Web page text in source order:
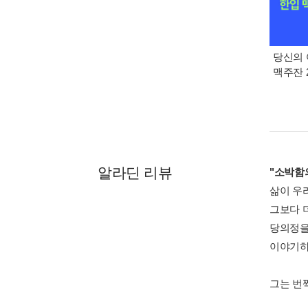
당신의
맥주잔
알라딘 리뷰
"소박함
삶이 우
그보다
당의정
이야기
그는 번